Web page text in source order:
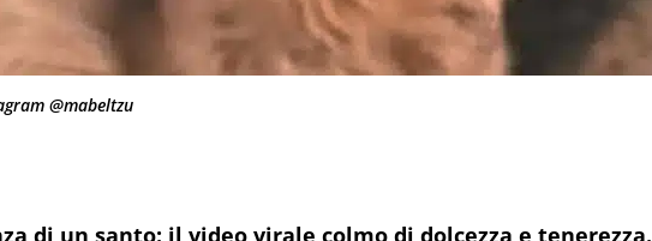
@mabeltzu
di un santo: il video virale colmo di dolcezza e tenerezza.